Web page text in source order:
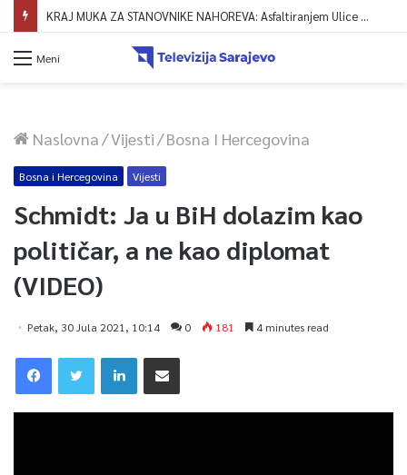
KRAJ MUKA ZA STANOVNIKE NAHOREVA: Asfaltiranjem Ulice Vranica brijeg spajaju se gornji i središnji dio naselja
Meni
Naslovna/Vijesti/Bosna I Hercegovina
Bosna i Hercegovina Vijesti
Schmidt: Ja u BiH dolazim kao
političar, a ne kao diplomat
(VIDEO)
Petak, 30 Jula 2021, 10:14 0 181 4 minutes read